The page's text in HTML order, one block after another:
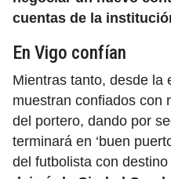
cuentas de la
En Vigo confían
Mientras tanto, desde la
muestran confiados con
del portero, dando por
terminará en ‘buen
del futbolista con